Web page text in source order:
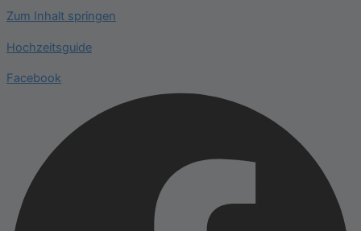
Zum Inhalt springen
Hochzeitsguide
Facebook